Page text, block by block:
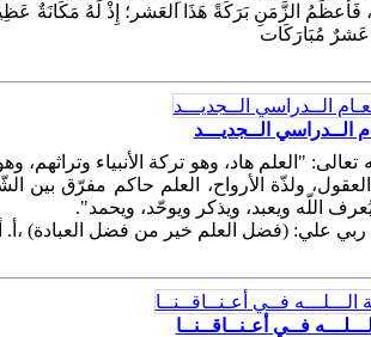
فَأَعظَمُ الزَّمَنِ بَرَكَةً هَذَا العَشر؛ إِذْ لَهُ مَكَانَةٌ
عَشرٌ مُبَارَكَات
الــدراسي الــجديـــد
"العلم هاد، وهو تركة الأنبياء وتراثهم،
ولذّة الأرواح، العلم حاكم مفرّق بين
اللّه ويعبد، ويذكر ويوحّد، ويحمد".
علي: (فضل العلم خير من فضل العبادة) ،أ.
فــي أعـنــاقــنــا